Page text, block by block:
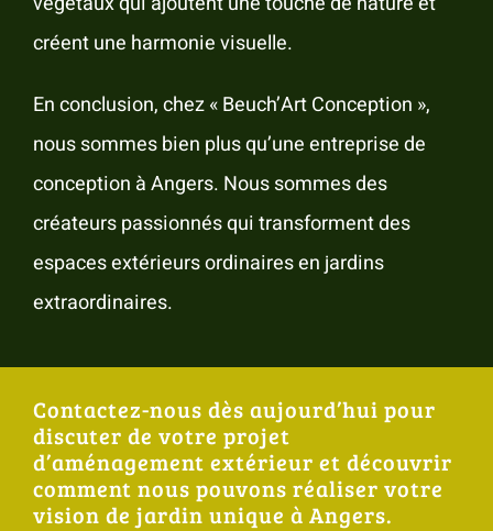
créent une harmonie visuelle.
En conclusion, chez « Beuch’Art Conception »,
nous sommes bien plus qu’une entreprise de
conception à Angers. Nous sommes des
créateurs passionnés qui transforment des
espaces extérieurs ordinaires en jardins
extraordinaires.
Contactez-nous dès aujourd’hui pour
discuter de votre projet
d’aménagement extérieur et découvrir
comment nous pouvons réaliser votre
vision de jardin unique à Angers.